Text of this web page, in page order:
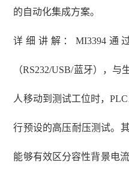
的自动化集成方案。
详细讲解： MI3394通
（RS232/USB/蓝牙），
人移动到测试工位时，
行预设的高压耐压测试。
能够有效区分容性背景电